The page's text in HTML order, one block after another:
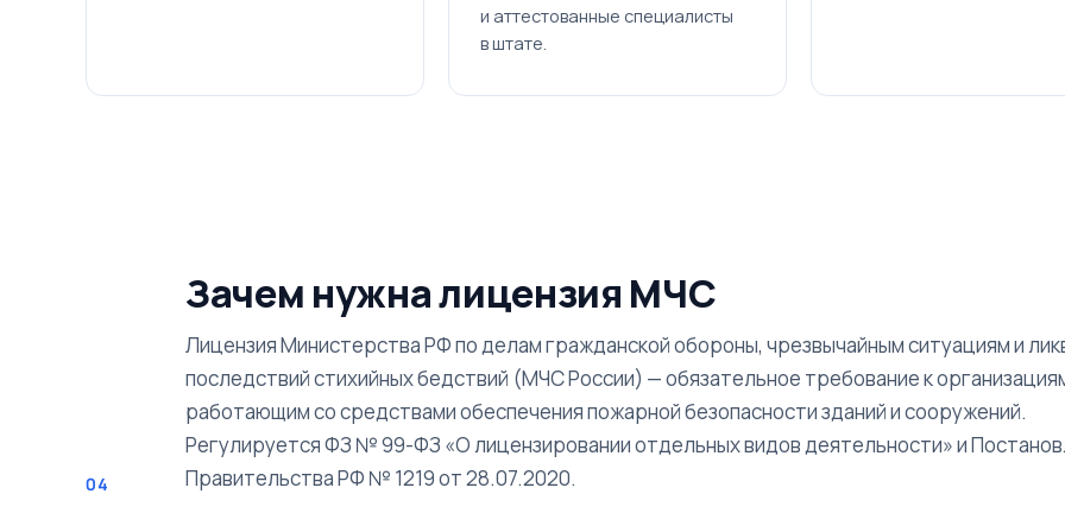
и аттестованные специалисты
в штате.
04
Зачем нужна лицензия МЧС
Лицензия Министерства РФ по делам гражданской обороны, чрезвычайным ситуациям и
последствий стихийных бедствий (МЧС России) — обязательное требование к
работающим со средствами обеспечения пожарной безопасности зданий и сооружений.
Регулируется ФЗ № 99-ФЗ «О лицензировании отдельных видов деятельности» и
Правительства РФ № 1219 от 28.07.2020.